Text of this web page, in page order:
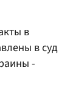
в
в суд
-